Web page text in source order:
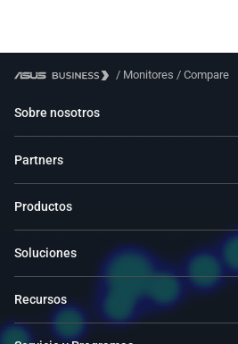
/ Monitores / Compare
Sobre nosotros
Partners
Productos
Soluciones
Recursos